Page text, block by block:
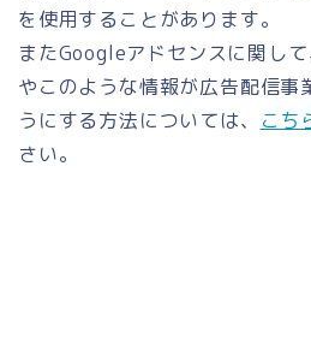
を使用することがあります。
またGoogleアドセンスに関し
やこのような情報が広告配信事
うにする方法については、
こち
さい。